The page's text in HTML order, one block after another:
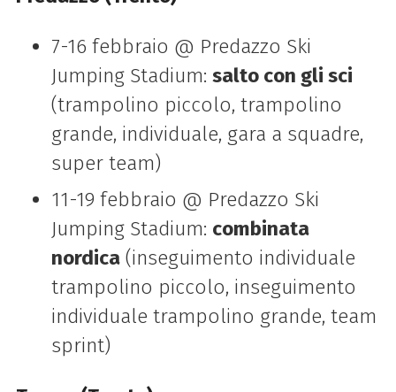
7-16 febbraio @ Predazzo Ski
Jumping Stadium: salto con gli sci
(trampolino piccolo, trampolino
grande, individuale, gara a squadre,
super team)
11-19 febbraio @ Predazzo Ski
Jumping Stadium: combinata
nordica(inseguimento individuale
trampolino piccolo, inseguimento
individuale trampolino grande, team
sprint)